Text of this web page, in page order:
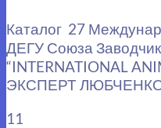
Каталог 27
ДЕГУ Союза
“INTERNATIONAL
ЭКСПЕРТ
11